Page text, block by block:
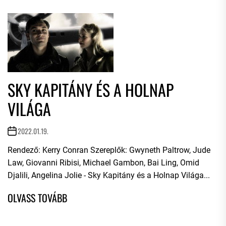
SKY KAPITÁNY ÉS A HOLNAP
VILÁGA
2022.01.19.
Rendező: Kerry Conran Szereplők: Gwyneth Paltrow, Jude
Law, Giovanni Ribisi, Michael Gambon, Bai Ling, Omid
Djalili, Angelina Jolie - Sky Kapitány és a Holnap Világa...